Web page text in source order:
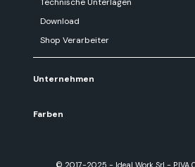
Download
Shop Verarbeiter
Unternehmen
Farben
© 2017-2025 - Ideal Work Srl -